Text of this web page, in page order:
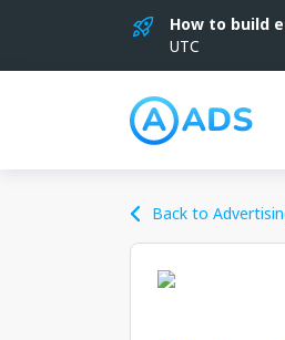
How to build
UTC
Back to